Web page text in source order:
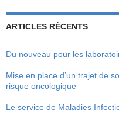
ARTICLES RÉCENTS
Du nouveau pour les
Mise en place d’un trajet de
risque oncologique
Le service de Maladies